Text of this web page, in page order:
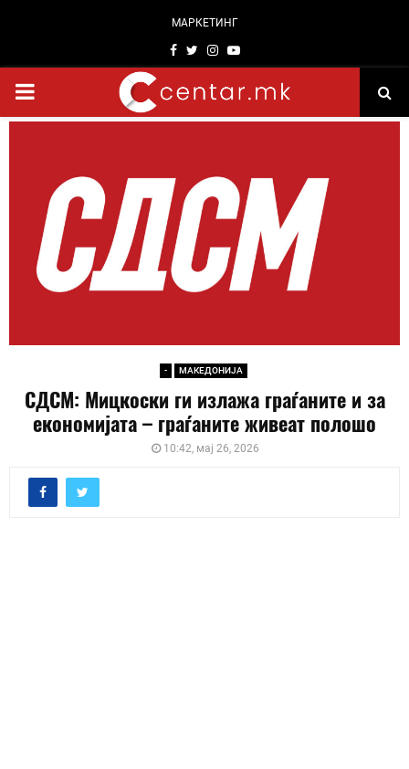
МАРКЕТИНГ
Facebook
TwitterInstagram
Youtube
PRIMARY
- МАКЕДОНИЈА
СДСМ: Мицкоски ги излажа граѓаните и за
економијата – граѓаните живеат полошо
10:42, мај 26, 2026